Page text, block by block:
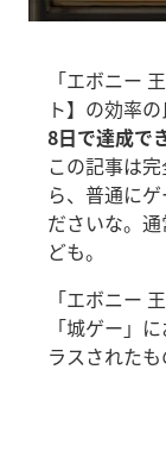
「エボニー
ト】の効率
8日で達成で
この記事は
ら、普通に
ださいな。
ども。
「エボニー
「城ゲー」
ラスされたも